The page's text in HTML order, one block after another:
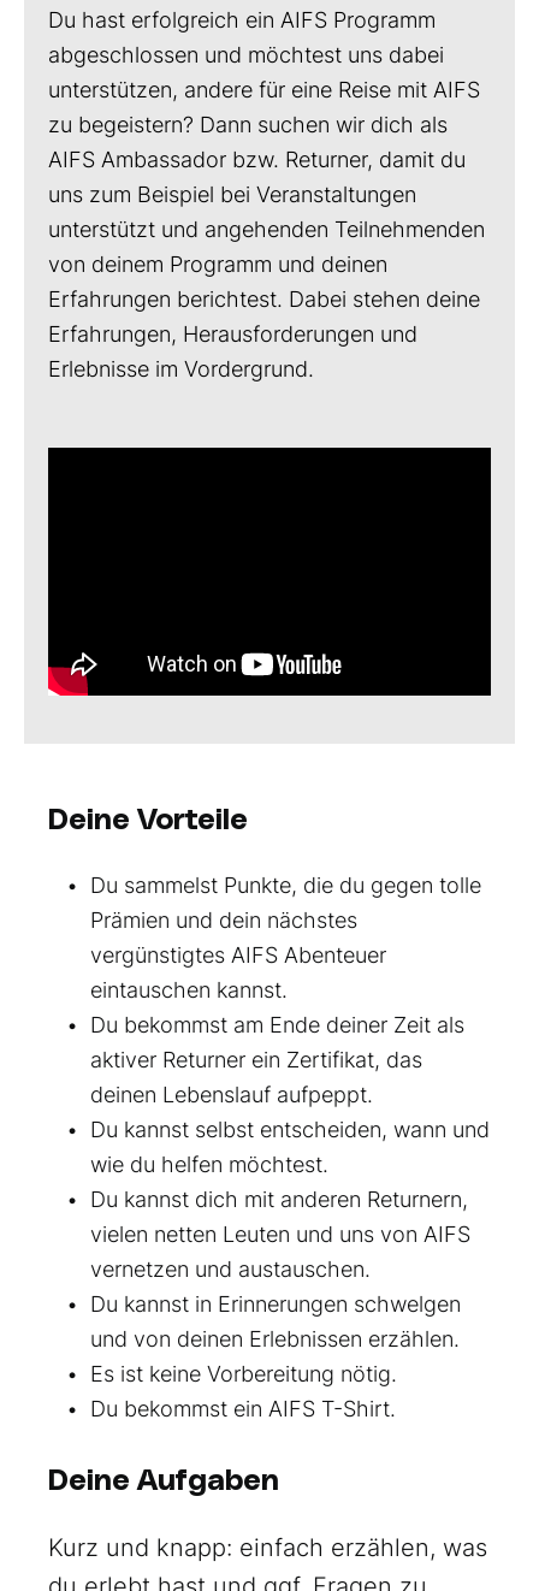
Du hast erfolgreich ein AIFS Programm
abgeschlossen und möchtest uns dabei
unterstützen, andere für eine Reise mit AIFS
zu begeistern? Dann suchen wir dich als
AIFS Ambassador bzw. Returner, damit du
uns zum Beispiel bei Veranstaltungen
unterstützt und angehenden Teilnehmenden
von deinem Programm und deinen
Erfahrungen berichtest. Dabei stehen deine
Erfahrungen, Herausforderungen und
Erlebnisse im Vordergrund.
Deine Vorteile
Du sammelst Punkte, die du gegen tolle
Prämien und dein nächstes
vergünstigtes AIFS Abenteuer
eintauschen kannst.
Du bekommst am Ende deiner Zeit als
aktiver Returner ein Zertifikat, das
deinen Lebenslauf aufpeppt.
Du kannst selbst entscheiden, wann und
wie du helfen möchtest.
Du kannst dich mit anderen Returnern,
vielen netten Leuten und uns von AIFS
vernetzen und austauschen.
Du kannst in Erinnerungen schwelgen
und von deinen Erlebnissen erzählen.
Es ist keine Vorbereitung nötig.
Du bekommst ein AIFS T-Shirt.
Deine Aufgaben
Kurz und knapp: einfach erzählen, was